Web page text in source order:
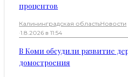
процентов
Калининградская областьНовости
·1.8.2026 в 11:54
В Коми обсудили развитие
домостроения